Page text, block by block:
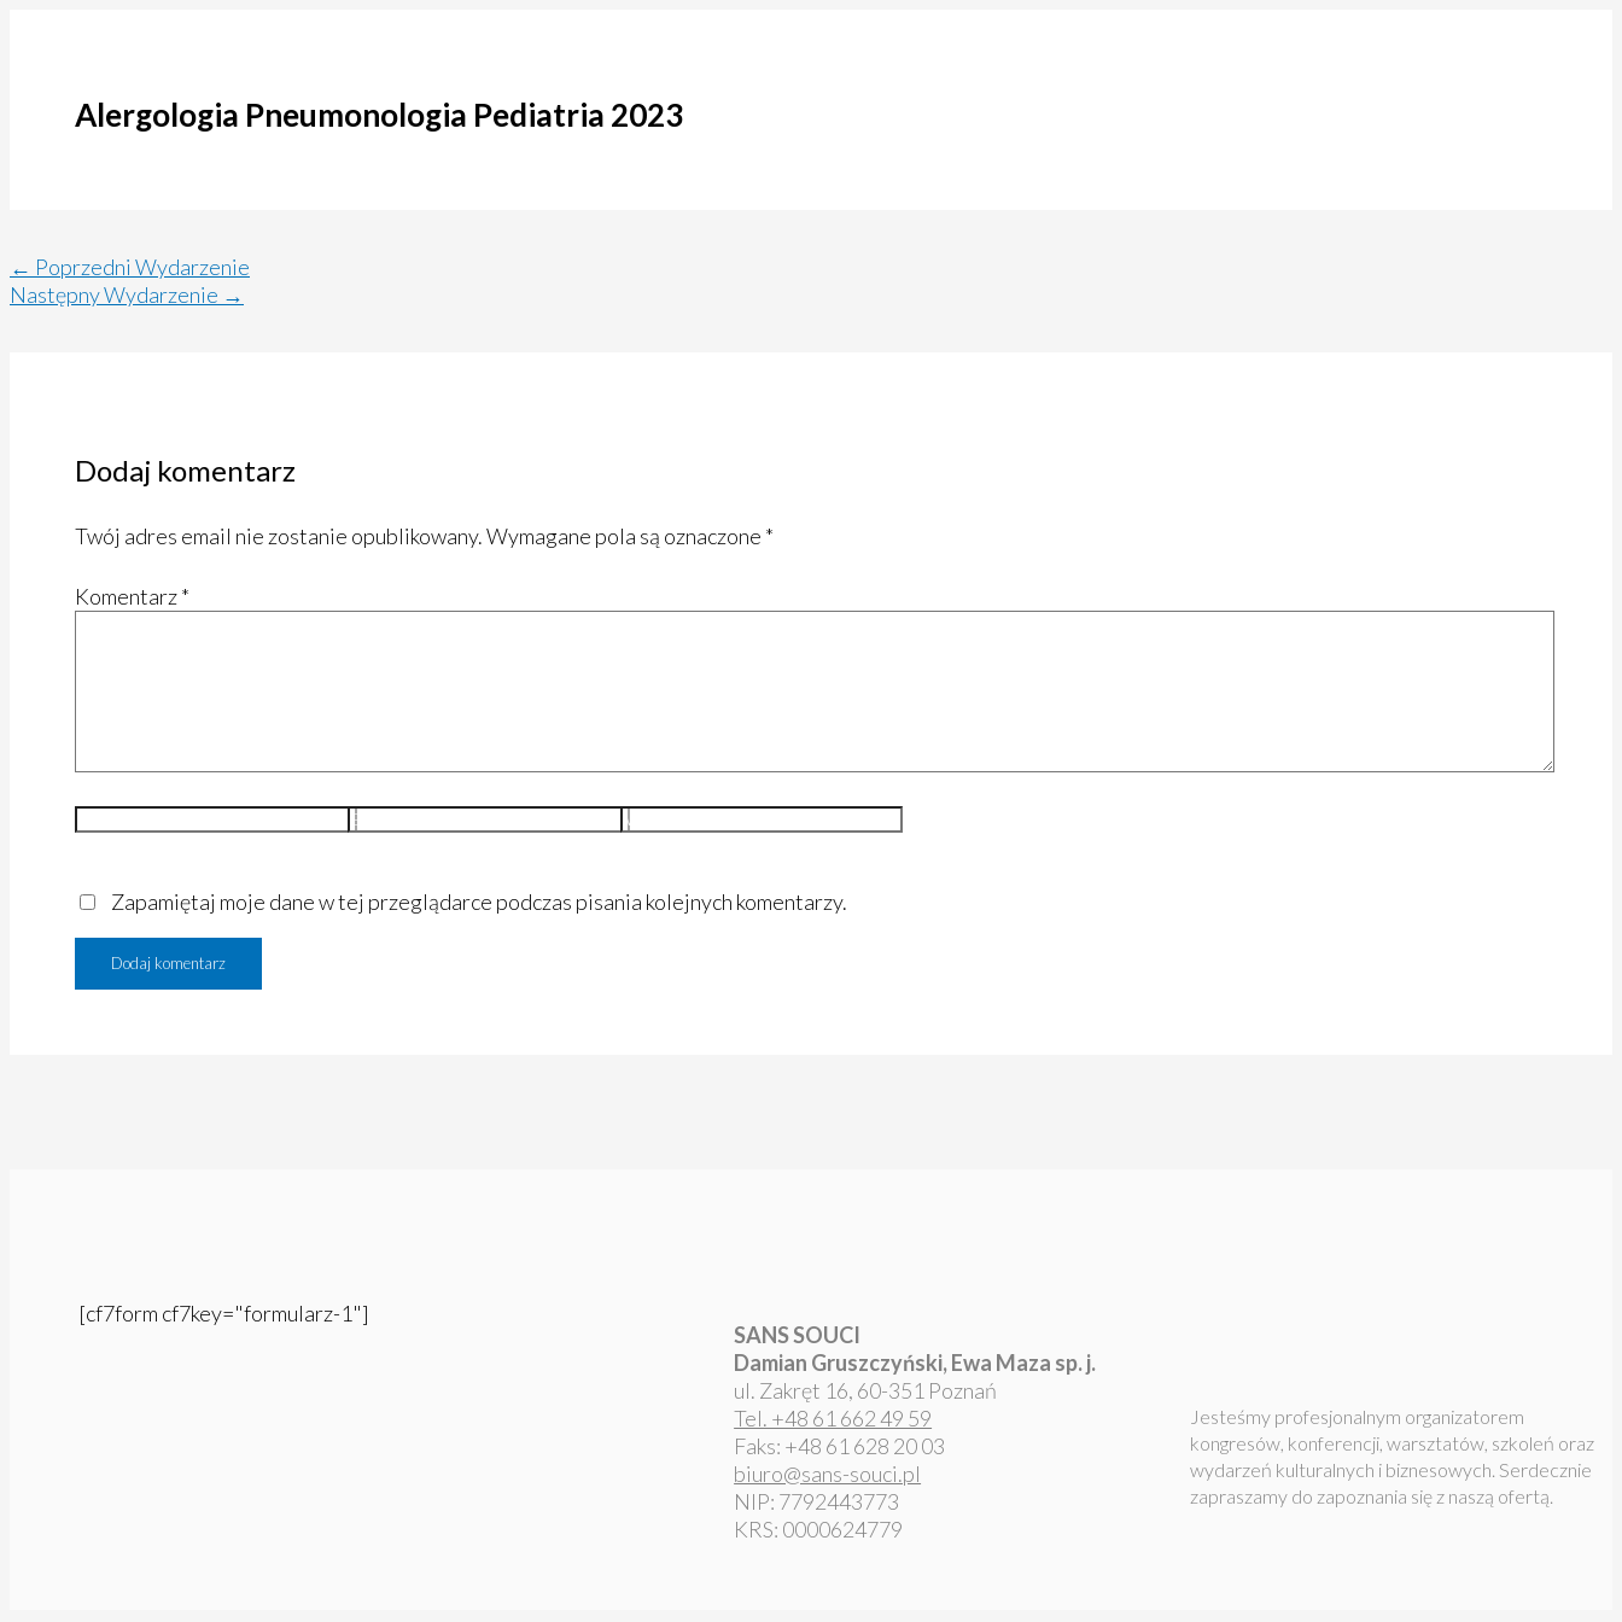
Alergologia Pneumonologia Pediatria 2023
← Poprzedni Wydarzenie
Następny Wydarzenie →
Dodaj komentarz
Twój adres email nie zostanie opublikowany.Wymagane pola są oznaczone *
Komentarz*
Nazwa*
E-
Witryna
Zapamiętaj moje dane w tej przeglądarce podczas pisania kolejnych komentarzy.
[cf7form cf7key="formularz-1"]
SANS SOUCI
Damian Gruszczyński, Ewa Maza sp. j.
ul. Zakręt 16, 60-351 Poznań
Tel. +48 61 662 49 59
Faks: +48 61 628 20 03
biuro@sans-souci.pl
NIP: 7792443773
KRS: 0000624779
Jesteśmy profesjonalnym organizatorem
kongresów, konferencji, warsztatów, szkoleń oraz
wydarzeń kulturalnych i biznesowych. Serdecznie
zapraszamy do zapoznania się z naszą ofertą.